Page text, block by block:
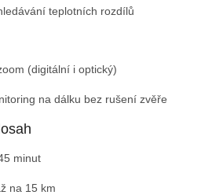
teplotních rozdílů
(digitální i optický)
na dálku bez rušení zvěře
minut
na 15 km